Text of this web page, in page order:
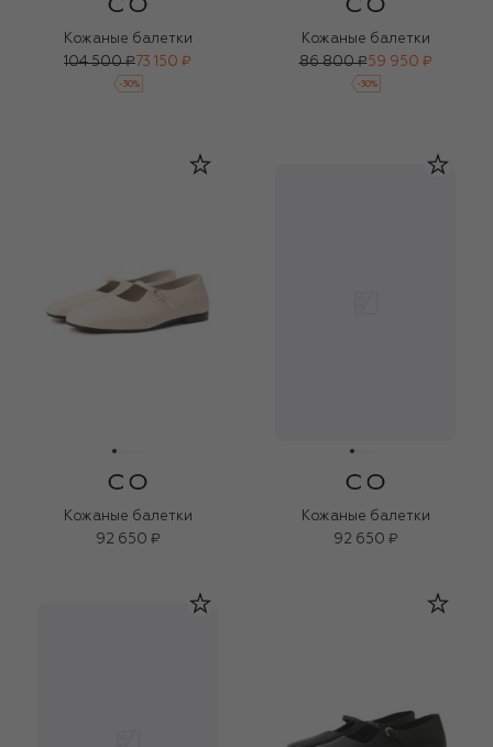
Кожаные балетки
104 500 ₽73 150 ₽
-30%
Кожаные балетки
86 800 ₽59 950 ₽
-30%
Кожаные балетки
92 650 ₽
Кожаные балетки
92 650 ₽